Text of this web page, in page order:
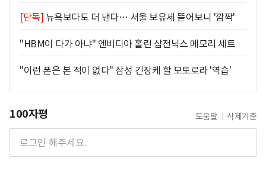
[단독] 뉴욕보다도 더 낸다… 서울 보유세 뜯어보니 '깜짝'
"HBM이 다가 아냐" 엔비디아 홀린 삼전닉스 메모리 세트
"이런 폰은 본 적이 없다" 삼성 긴장케 할 모토로라 '역습'
100자평 도움말 삭제기준